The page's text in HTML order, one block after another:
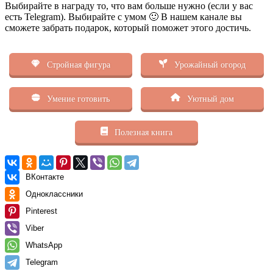
Выбирайте в награду то, что вам больше нужно (если у вас
есть Telegram). Выбирайте с умом 🙂 В нашем канале вы
сможете забрать подарок, который поможет этого достичь.
Стройная фигура Урожайный огород
Умение готовить Уютный дом
Полезная книга
ВКонтакте
Одноклассники
Pinterest
Viber
WhatsApp
Telegram